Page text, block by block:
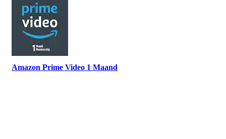
Amazon Prime Video 1 Maand